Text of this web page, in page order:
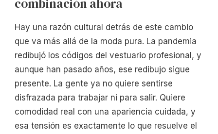
Hay una razón cultural detrás de este cambio
que va más allá de la moda pura. La pandemia
redibujó los códigos del vestuario profesional, y
aunque han pasado años, ese redibujo sigue
presente. La gente ya no quiere sentirse
disfrazada para trabajar ni para salir. Quiere
comodidad real con una apariencia cuidada, y
esa tensión es exactamente lo que resuelve el